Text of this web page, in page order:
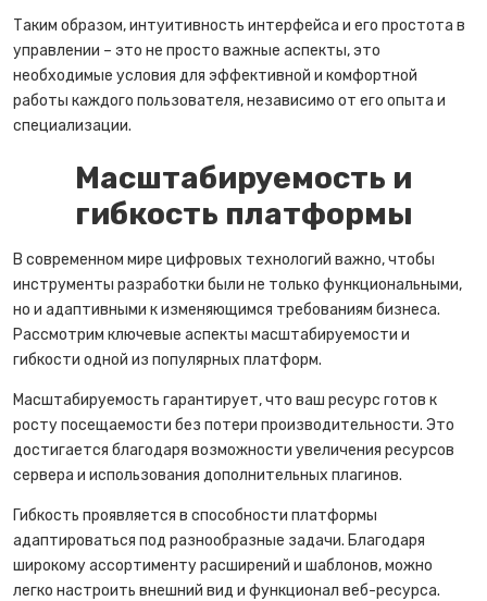
Таким образом, интуитивность интерфейса и его простота в
управлении – это не просто важные аспекты, это
необходимые условия для эффективной и комфортной
работы каждого пользователя, независимо от его опыта и
специализации.
Масштабируемость и
гибкость платформы
В современном мире цифровых технологий важно, чтобы
инструменты разработки были не только функциональными,
но и адаптивными к изменяющимся требованиям бизнеса.
Рассмотрим ключевые аспекты масштабируемости и
гибкости одной из популярных платформ.
Масштабируемость гарантирует, что ваш ресурс готов к
росту посещаемости без потери производительности. Это
достигается благодаря возможности увеличения ресурсов
сервера и использования дополнительных плагинов.
Гибкость проявляется в способности платформы
адаптироваться под разнообразные задачи. Благодаря
широкому ассортименту расширений и шаблонов, можно
легко настроить внешний вид и функционал веб-ресурса.